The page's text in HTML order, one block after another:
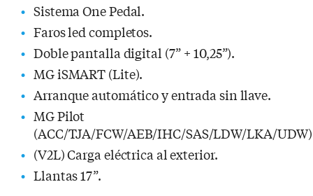
Sistema One Pedal.
Faros led completos.
Doble pantalla digital (7” + 10,25”).
MG iSMART (Lite).
Arranque automático y entrada sin llave.
MG Pilot
(ACC/TJA/FCW/AEB/IHC/SAS/LDW/LKA/
(V2L) Carga eléctrica al exterior.
Llantas 17”.